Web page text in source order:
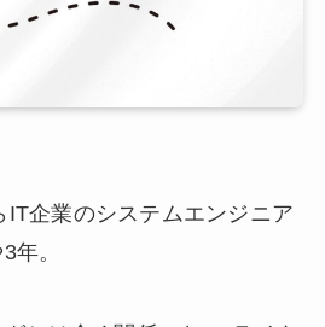
IT企業のシステムエンジニア
年。